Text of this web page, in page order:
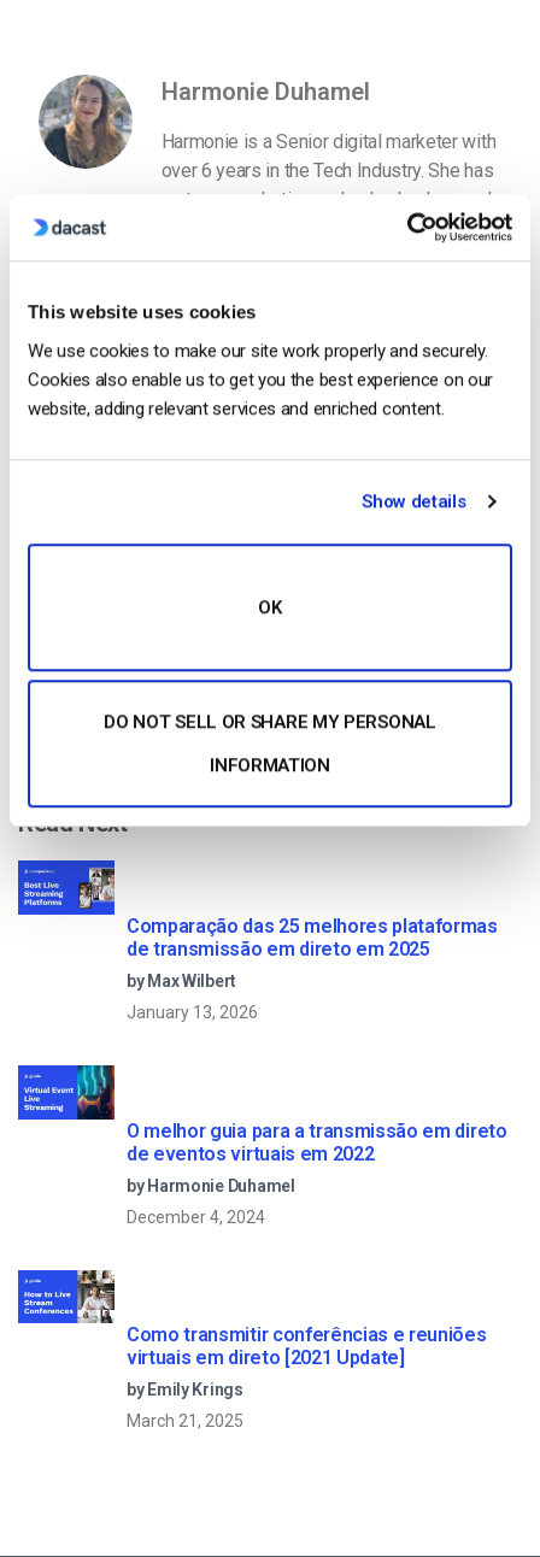
This website uses cookies
We use cookies to make our site work properly and securely.
Cookies also enable us to get you the best experience on our
website, adding relevant services and enriched content.
Show details
OK
DO NOT SELL OR SHARE MY PERSONAL
INFORMATION
Harmonie Duhamel
Harmonie is a Senior digital marketer with
over 6 years in the Tech Industry. She has
a strong marketing and sales background
and loves to work in multilingual
environments.
Get Started!
Start streaming immediately
Read Next
Comparação das 25 melhores plataformas
de transmissão em direto em 2025
by Max Wilbert
January 13, 2026
O melhor guia para a transmissão em direto
de eventos virtuais em 2022
by Harmonie Duhamel
December 4, 2024
Como transmitir conferências e reuniões
virtuais em direto [2021 Update]
by Emily Krings
March 21, 2025